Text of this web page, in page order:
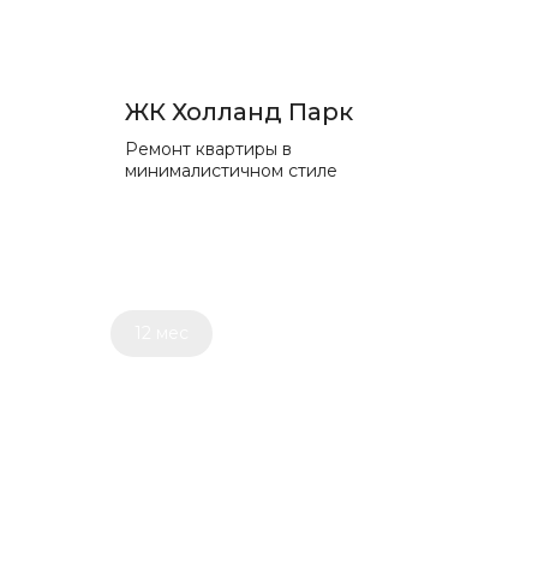
ЖК Холланд Парк
Ремонт квартиры в
минималистичном стиле